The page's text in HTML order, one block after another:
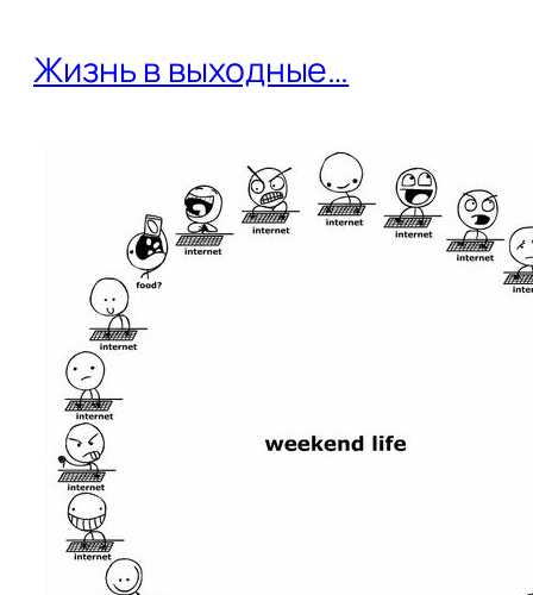
Жизнь в выходные…